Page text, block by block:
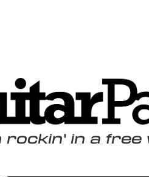
rockin' in a free